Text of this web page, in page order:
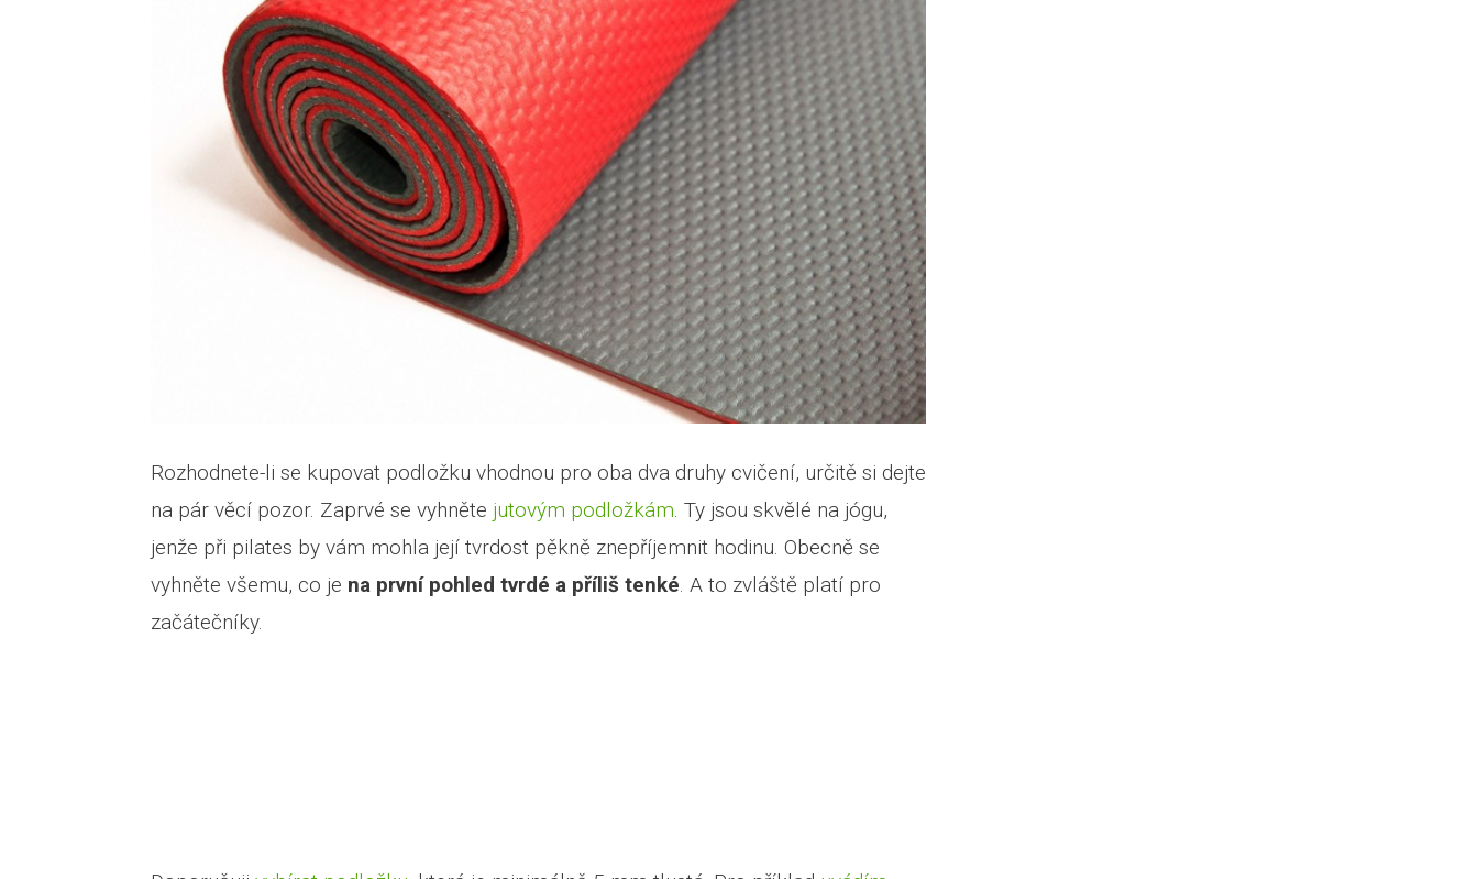
Rozhodnete-li se kupovat podložku vhodnou pro oba dva druhy cvičení, určitě si dejte
na pár věcí pozor. Zaprvé se vyhněte jutovým podložkám. Ty jsou skvělé na jógu,
jenže při pilates by vám mohla její tvrdost pěkně znepříjemnit hodinu. Obecně se
vyhněte všemu, co je na první pohled tvrdé a příliš tenké. A to zvláště platí pro
začátečníky.